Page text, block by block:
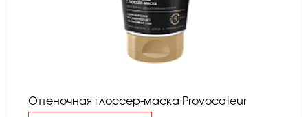
Оттеночная глоссер-маска Provocateur